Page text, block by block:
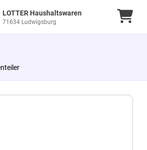
LOTTER Haushaltswaren
71634 Ludwigsburg